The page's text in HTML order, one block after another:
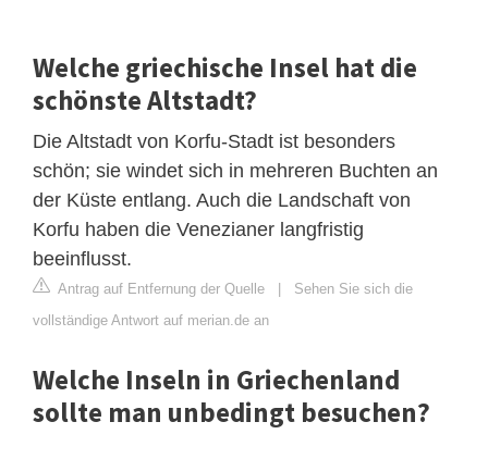
Welche griechische Insel hat die
schönste Altstadt?
Die Altstadt von Korfu-Stadt ist besonders
schön; sie windet sich in mehreren Buchten an
der Küste entlang. Auch die Landschaft von
Korfu haben die Venezianer langfristig
beeinflusst.
Antrag auf Entfernung der Quelle | Sehen Sie sich die
vollständige Antwort auf merian.de an
Welche Inseln in Griechenland
sollte man unbedingt besuchen?